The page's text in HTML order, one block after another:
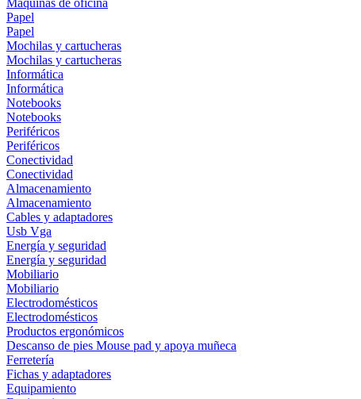
Máquinas de oficina
Papel
Papel
Mochilas y cartucheras
Mochilas y cartucheras
Informática
Informática
Notebooks
Notebooks
Periféricos
Periféricos
Conectividad
Conectividad
Almacenamiento
Almacenamiento
Cables y adaptadores
Usb Vga
Energía y seguridad
Energía y seguridad
Mobiliario
Mobiliario
Electrodomésticos
Electrodomésticos
Productos ergonómicos
Descanso de pies Mouse pad y apoya muñeca
Ferretería
Fichas y adaptadores
Equipamiento